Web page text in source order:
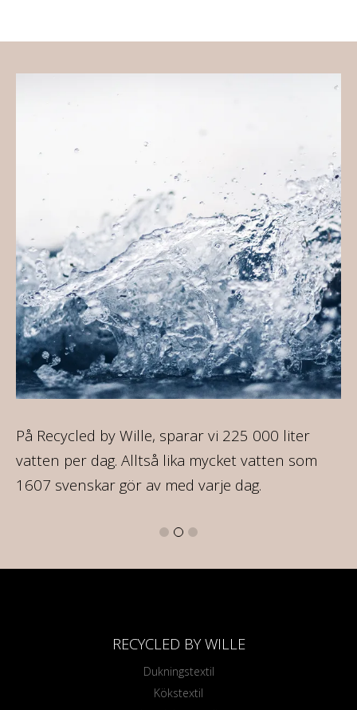
På Recycled by Wille, sparar vi 225 000 liter
vatten per dag. Alltså lika mycket vatten som
1607 svenskar gör av med varje dag.
RECYCLED BY WILLE
Dukningstextil
Kökstextil